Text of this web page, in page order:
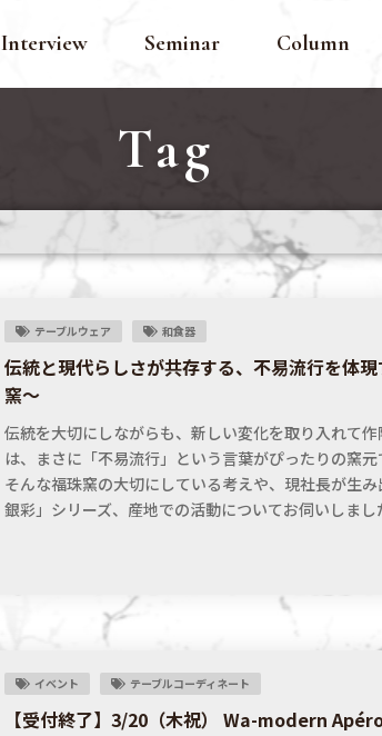
Interview Seminar Column
Tag
テーブルウェア 和食器
伝統と現代らしさが共存する、不易流行を体
窯～
伝統を大切にしながらも、新しい変化を取り入れて作
は、まさに「不易流行」という言葉がぴったりの窯元
そんな福珠窯の大切にしている考えや、現社長が生
銀彩」シリーズ、産地での活動についてお伺いしまし
イベント テーブルコーディネート
【受付終了】3/20（木祝） Wa-modern